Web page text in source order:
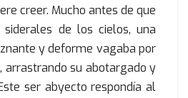
creer. Mucho antes de que
de los cielos, una
y deforme vagaba por
arrastrando su abotargado y
ser abyecto respondía al